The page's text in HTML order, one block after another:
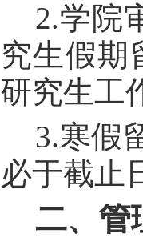
2.学院
究生假期
研究生工
3.寒假
必于截止
二、管